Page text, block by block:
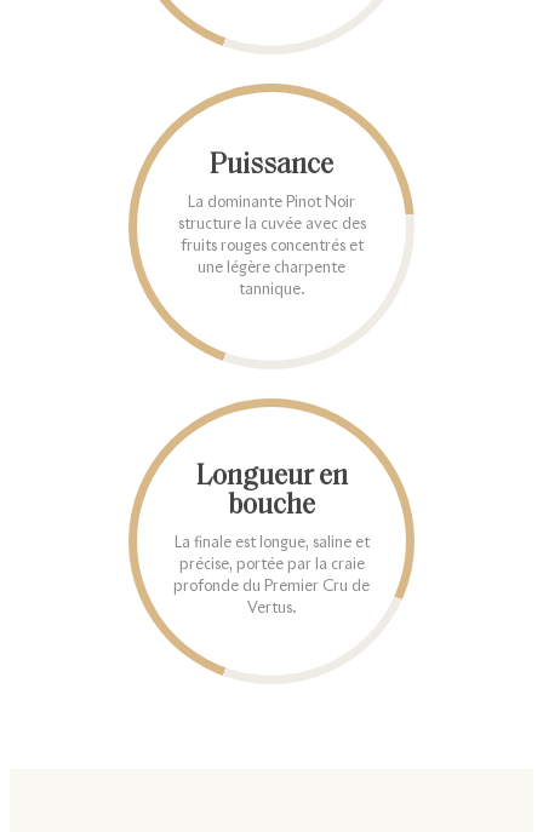
Puissance
La dominante Pinot Noir
structure la cuvée avec des
fruits rouges concentrés et
une légère charpente
tannique.
Longueur en
bouche
La finale est longue, saline et
précise, portée par la craie
profonde du Premier Cru de
Vertus.